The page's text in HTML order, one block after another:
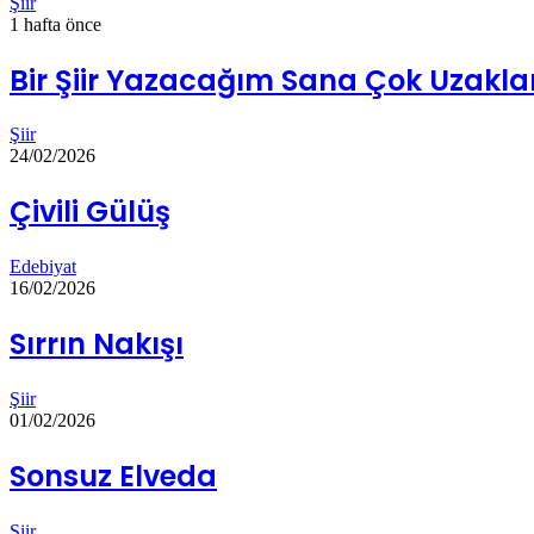
1 hafta önce
Bir Şiir Yazacağım Sana Çok
Şiir
24/02/2026
Çivili Gülüş
Edebiyat
16/02/2026
Sırrın Nakışı
Şiir
01/02/2026
Sonsuz Elveda